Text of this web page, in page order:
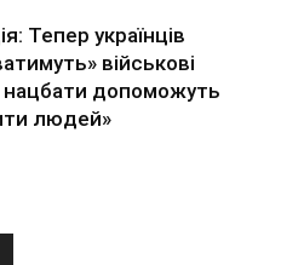
Тепер українців
військові
нацбати допоможуть
людей»